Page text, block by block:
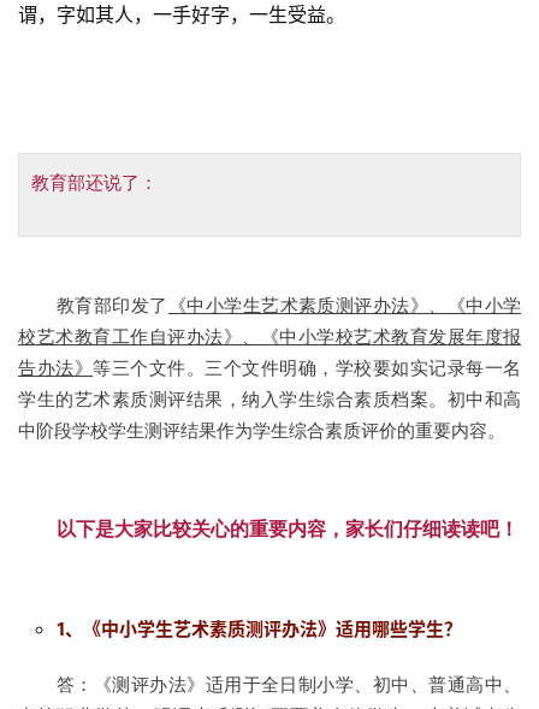
谓，字如其人，一手好字，一生受益。
教育部还说了：
教育部印发了
《中小学生艺术素质测评办法》、《中小学
校艺术教育工作自评办法》、《中小学校艺术教育发展年度报
告办法》 等三个文件。三个文件明确，学校要如实记录每一名
学生的艺术素质测评结果，纳入学生综合素质档案。初中和高
中阶段学校学生测评结果作为学生综合素质评价的重要内容。
以下是大家比较关心的重要内容，家长们仔细读读吧！
1、《中小学生艺术素质测评办法》适用哪些学生？
答：《测评办法》适用于全日制小学、初中、普通高中、